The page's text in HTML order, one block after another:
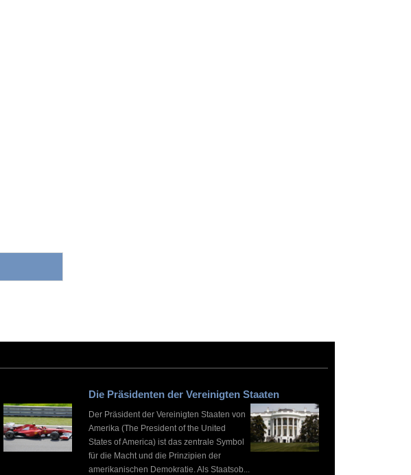
Die Präsidenten der Vereinigten Staaten
Der Präsident der Vereinigten Staaten von
Amerika (The President of the United
States of America) ist das zentrale Symbol
für die Macht und die Prinzipien der
amerikanischen Demokratie. Als Staatsob...